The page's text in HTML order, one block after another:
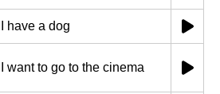
I have a dog
I want to go to the cinema